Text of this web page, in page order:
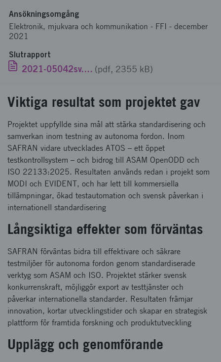
Ansökningsomgång
Elektronik, mjukvara och kommunikation - FFI - december
2021
Slutrapport
2021-05042sv.pdf (pdf, 2355 kB)
Viktiga resultat som projektet gav
Projektet uppfyllde sina mål att stärka standardisering och
samverkan inom testning av autonoma fordon. Inom
SAFRAN vidare utvecklades ATOS – ett öppet
testkontrollsystem – och bidrog till ASAM OpenODD och
ISO 22133:2025. Resultaten används redan i projekt som
MODI och EVIDENT, och har lett till kommersiella
tillämpningar, ökad testautomation och svensk påverkan i
internationell standardisering
Långsiktiga effekter som förväntas
SAFRAN förväntas bidra till effektivare och säkrare
testmiljöer för autonoma fordon genom standardiserade
verktyg som ASAM och ISO. Projektet stärker svensk
konkurrenskraft, möjliggör export av testtjänster och
påverkar internationella standarder. Resultaten främjar
innovation, kortar utvecklingstider och skapar en strategisk
plattform för framtida forskning och produktutveckling
Upplägg och genomförande